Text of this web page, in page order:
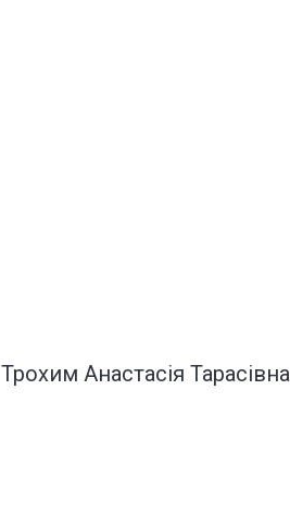
Трохим Анастасія Тарасівна